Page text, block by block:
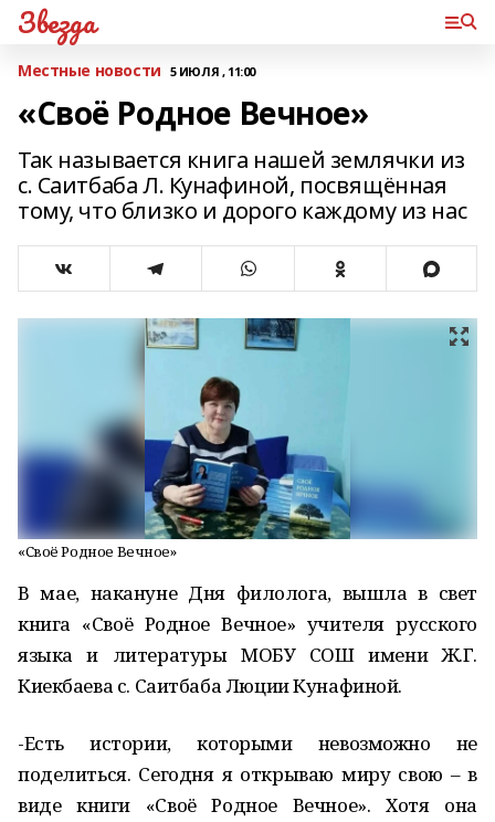
Звезда
Местные новости 5 ИЮЛЯ , 11:00
«Своё Родное Вечное»
Так называется книга нашей землячки из
с. Саитбаба Л. Кунафиной, посвящённая
тому, что близко и дорого каждому из нас
«Своё Родное Вечное»
В мае, накануне Дня филолога, вышла в свет
книга «Своё Родное Вечное» учителя русского
языка и литературы МОБУ СОШ имени Ж.Г.
Киекбаева с. Саитбаба Люции Кунафиной.
-Есть истории, которыми невозможно не
поделиться. Сегодня я открываю миру свою – в
виде книги «Своё Родное Вечное». Хотя она